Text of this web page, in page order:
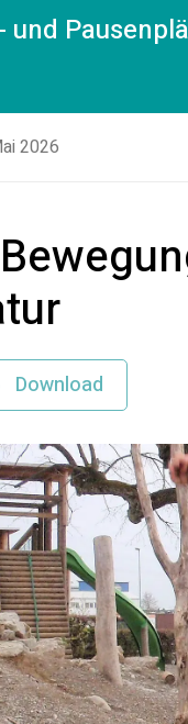
und
2026
Download